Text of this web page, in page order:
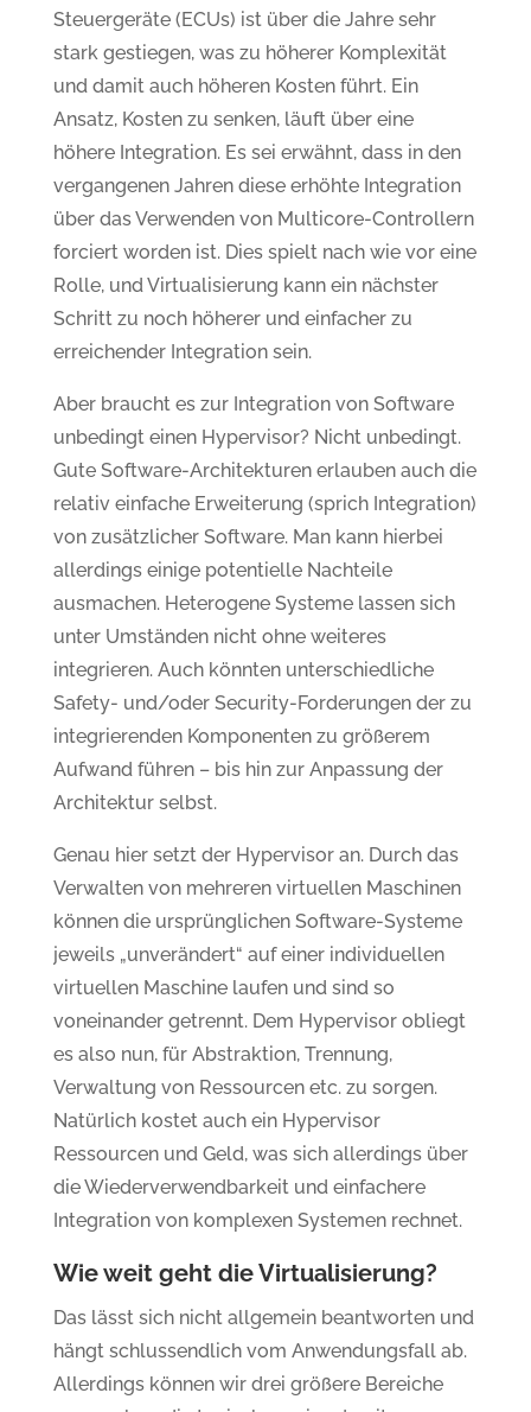
Steuergeräte (ECUs) ist über die Jahre sehr
stark gestiegen, was zu höherer Komplexität
und damit auch höheren Kosten führt. Ein
Ansatz, Kosten zu senken, läuft über eine
höhere Integration. Es sei erwähnt, dass in den
vergangenen Jahren diese erhöhte Integration
über das Verwenden von Multicore-Controllern
forciert worden ist. Dies spielt nach wie vor eine
Rolle, und Virtualisierung kann ein nächster
Schritt zu noch höherer und einfacher zu
erreichender Integration sein.
Aber braucht es zur Integration von Software
unbedingt einen Hypervisor? Nicht unbedingt.
Gute Software-Architekturen erlauben auch die
relativ einfache Erweiterung (sprich Integration)
von zusätzlicher Software. Man kann hierbei
allerdings einige potentielle Nachteile
ausmachen. Heterogene Systeme lassen sich
unter Umständen nicht ohne weiteres
integrieren. Auch könnten unterschiedliche
Safety- und/oder Security-Forderungen der zu
integrierenden Komponenten zu größerem
Aufwand führen – bis hin zur Anpassung der
Architektur selbst.
Genau hier setzt der Hypervisor an. Durch das
Verwalten von mehreren virtuellen Maschinen
können die ursprünglichen Software-Systeme
jeweils „unverändert“ auf einer individuellen
virtuellen Maschine laufen und sind so
voneinander getrennt. Dem Hypervisor obliegt
es also nun, für Abstraktion, Trennung,
Verwaltung von Ressourcen etc. zu sorgen.
Natürlich kostet auch ein Hypervisor
Ressourcen und Geld, was sich allerdings über
die Wiederverwendbarkeit und einfachere
Integration von komplexen Systemen rechnet.
Wie weit geht die Virtualisierung?
Das lässt sich nicht allgemein beantworten und
hängt schlussendlich vom Anwendungsfall ab.
Allerdings können wir drei größere Bereiche